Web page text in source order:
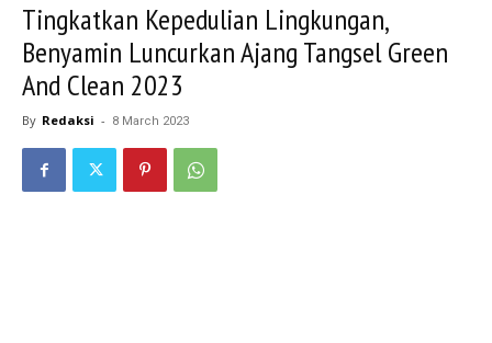
Tingkatkan Kepedulian Lingkungan,
Benyamin Luncurkan Ajang Tangsel Green
And Clean 2023
By Redaksi - 8 March 2023